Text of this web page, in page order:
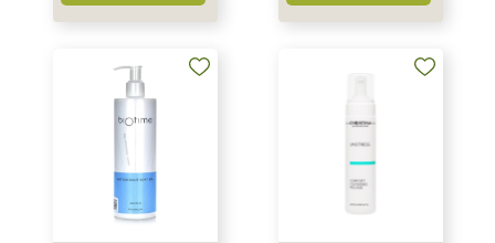
160 мл
Ингредиенты
AHA-кислоты
Аминокислоты